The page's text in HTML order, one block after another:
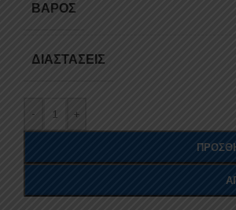
ΒΆΡΟΣ
ΔΙΑΣΤΆΣΕΙΣ
- +